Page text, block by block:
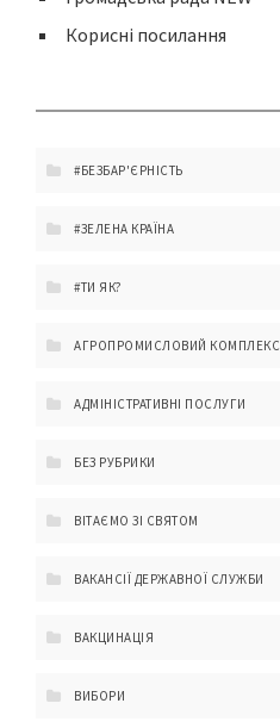
Корисні посилання
#БЕЗБАР'ЄРНІСТЬ
#ЗЕЛЕНА КРАЇНА
#ТИ ЯК?
АГРОПРОМИСЛОВИЙ КОМПЛЕКС
АДМІНІСТРАТИВНІ ПОСЛУГИ
БЕЗ РУБРИКИ
ВІТАЄМО ЗІ СВЯТОМ
ВАКАНСІЇ ДЕРЖАВНОЇ СЛУЖБИ
ВАКЦИНАЦІЯ
ВИБОРИ